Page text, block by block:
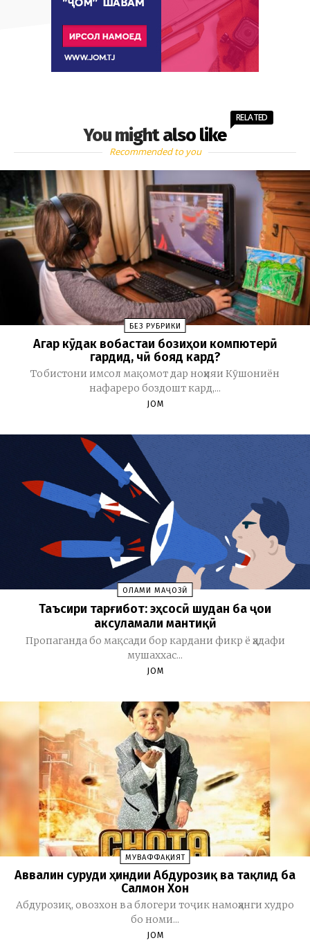
You might also like
RELATED
Recommended to you
БЕЗ РУБРИКИ
Агар кӯдак вобастаи бозиҳои компютерӣ
гардид, чӣ бояд кард?
Тобистони имсол мақомот дар ноҳияи Кӯшониён
нафареро боздошт кард,...
JOM
ОЛАМИ МАҶОЗӢ
Таъсири тарғибот: эҳсосӣ шудан ба ҷои
аксуламали мантиқӣ
Пропаганда бо мақсади бор кардани фикр ё ҳадафи
мушаххас...
JOM
МУВАФФАҚИЯТ
Аввалин суруди ҳиндии Абдурозиқ ва тақлид ба
Салмон Хон
Абдурозиқ, овозхон ва блогери тоҷик намоҳанги худро
бо номи...
JOM